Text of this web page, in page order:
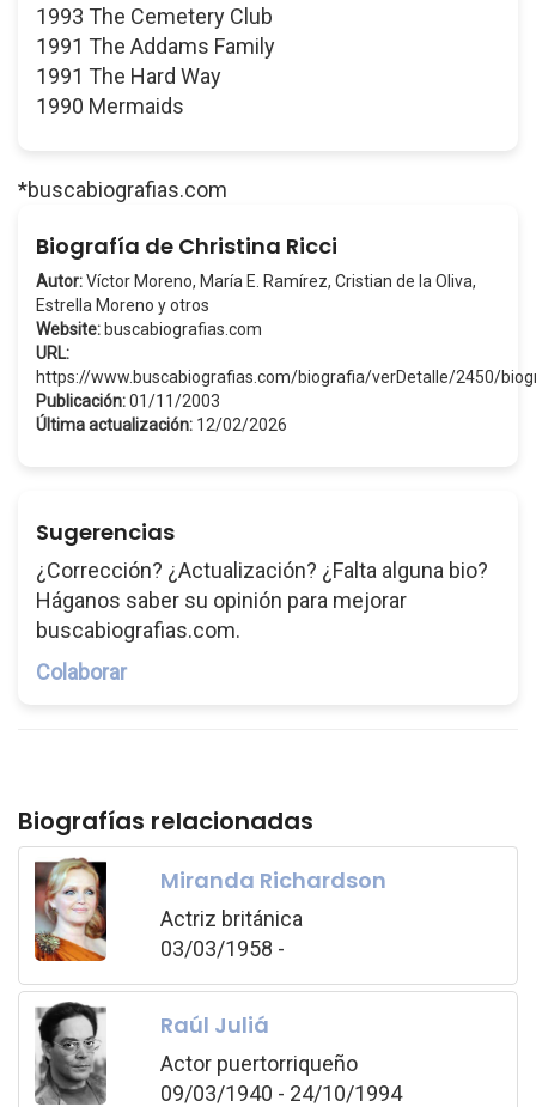
1993 The Cemetery Club
1991 The Addams Family
1991 The Hard Way
1990 Mermaids
*buscabiografias.com
Biografía de Christina Ricci
Autor:Víctor Moreno, María E. Ramírez, Cristian de la Oliva,
Estrella Moreno y otros
Website: buscabiografias.com
URL:
https://www.buscabiografias.com/biografia/verDetalle/2450/
Publicación:01/11/2003
Última actualización: 12/02/2026
Sugerencias
¿Corrección? ¿Actualización? ¿Falta alguna bio?
Háganos saber su opinión para mejorar
buscabiografias.com.
Colaborar
Biografías relacionadas
Miranda Richardson
Actriz británica
03/03/1958 -
Raúl Juliá
Actor puertorriqueño
09/03/1940 - 24/10/1994